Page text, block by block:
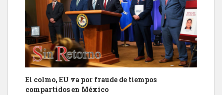
El colmo, EU va por fraude de tiempos
compartidos en México